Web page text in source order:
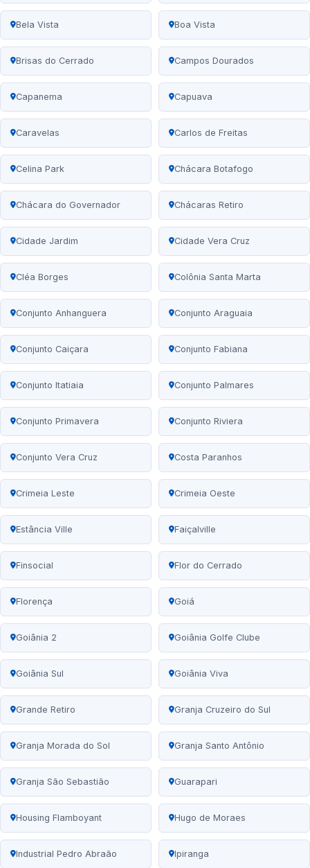
Bela Vista Boa Vista
Brisas do Cerrado Campos Dourados
Capanema Capuava
Caravelas Carlos de Freitas
Celina Park Chácara Botafogo
Chácara do Governador Chácaras Retiro
Cidade Jardim Cidade Vera Cruz
Cléa Borges Colônia Santa Marta
Conjunto Anhanguera Conjunto Araguaia
Conjunto Caiçara Conjunto Fabiana
Conjunto Itatiaia Conjunto Palmares
Conjunto Primavera Conjunto Riviera
Conjunto Vera Cruz Costa Paranhos
Crimeia Leste Crimeia Oeste
Estância Ville Faiçalville
Finsocial Flor do Cerrado
Florença Goiá
Goiânia 2 Goiânia Golfe Clube
Goiânia Sul Goiânia Viva
Grande Retiro Granja Cruzeiro do Sul
Granja Morada do Sol Granja Santo Antônio
Granja São Sebastião Guarapari
Housing Flamboyant Hugo de Moraes
Industrial Pedro Abraão Ipiranga